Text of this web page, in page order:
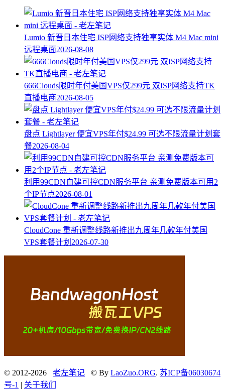
Lumio 新晋日本住宅 ISP网络支持独享实体 M4 Mac mini
远程桌面2026-08-08
666Clouds限时年付美国VPS仅299元 双ISP网络支持TK
直播电商2026-08-05
盘点 Lightlayer 便宜VPS年付$24.99 可选不限流量计划套
餐2026-08-04
利用99CDN自建可控CDN服务平台 亲测免费版本可用2
个IP节点2026-08-01
CloudCone 重新调整线路新推出九周年几款年付美国
VPS套餐计划 2026-07-30
© 2012-2026 老左笔记 © By LaoZuo.ORG. 苏ICP备06030674
号-1 | 关于我们